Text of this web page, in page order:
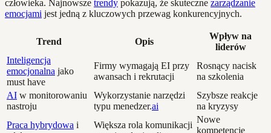
człowieka. Najnowsze trendy pokazują, że skuteczne zarządzanie
emocjami jest jedną z kluczowych przewag konkurencyjnych.
Trend Opis
Wpływ na
liderów
Inteligencja
emocjonalna jako
must have
Firmy wymagają EI przy
awansach i rekrutacji
Rosnący nacisk
na szkolenia
AI w monitorowaniu
nastroju
Wykorzystanie narzędzi
typu menedzer.ai
Szybsze reakcje
na kryzysy
Praca hybrydowa i
Większa rola komunikacji
Nowe
kompetencje